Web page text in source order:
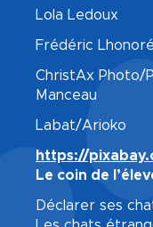
Lola Ledoux
Frédéric Lhonoré
ChristAx Photo/
Manceau
Labat/Arioko
https://
Le coin de
Déclarer ses